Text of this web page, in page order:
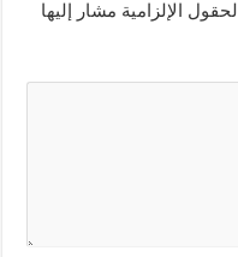
الحقول الإلزامية مشار إليها